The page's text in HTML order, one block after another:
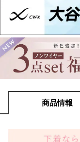
商品情報